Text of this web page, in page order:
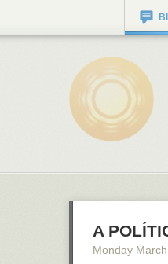
A
Monday